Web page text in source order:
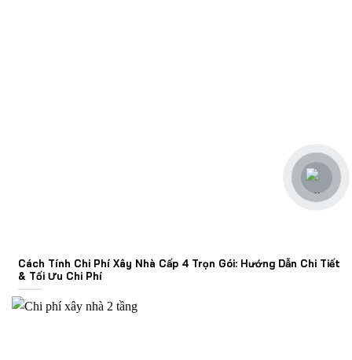
Cách Tính Chi Phí Xây Nhà Cấp 4 Trọn Gói: Hướng Dẫn Chi Tiết
& Tối Ưu Chi Phí